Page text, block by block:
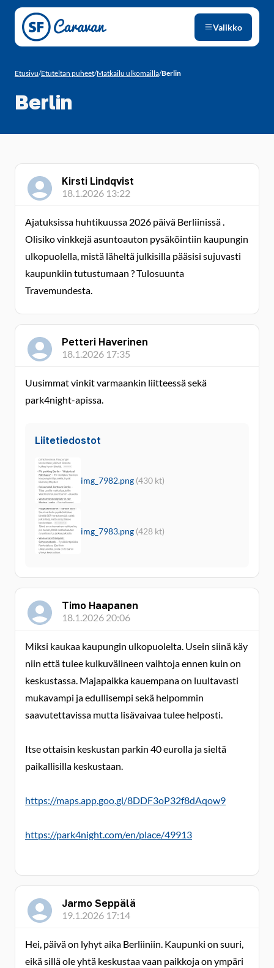
Siirry sivun sisältöön
Valikko
Etusivu/Etuteltan puheet/Matkailu ulkomailla/Berlin
Berlin
Kirsti Lindqvist
18.1.2026 13:22
Ajatuksissa huhtikuussa 2026 päivä Berliinissä .
Olisiko vinkkejä asuntoauton pysäköintiin kaupungin
ulkopuolella, mistä läheltä julkisilla pääsisi sujuvasti
kaupunkiin tutustumaan ? Tulosuunta
Travemundesta.
Petteri Haverinen
18.1.2026 17:35
Uusimmat vinkit varmaankin liitteessä sekä
park4night-apissa.
Liitetiedostot
img_7982.png (430 kt)
img_7983.png (428 kt)
Timo Haapanen
18.1.2026 20:06
Miksi kaukaa kaupungin ulkopuolelta. Usein siinä käy
niin että tulee kulkuvälineen vaihtoja ennen kuin on
keskustassa. Majapaikka kauempana on luultavasti
mukavampi ja edullisempi sekä helpommin
saavutettavissa mutta lisävaivaa tulee helposti.
Itse ottaisin keskustan parkin 40 eurolla ja sieltä
paikallisilla keskustaan.
https://maps.app.goo.gl/8DDF3oP32f8dAqow9
https://park4night.com/en/place/49913
Jarmo Seppälä
19.1.2026 17:14
Hei, päivä on lyhyt aika Berliiniin. Kaupunki on suuri,
eikä sillä ole yhtä keskustaa vaan paikkoja on ympäri